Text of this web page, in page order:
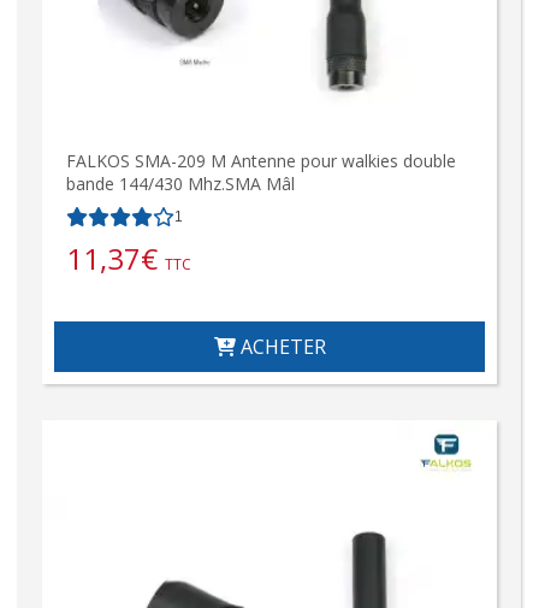
FALKOS SMA-209 M Antenne pour walkies double
bande 144/430 Mhz.SMA Mâl
1
11,37€ TTC
ACHETER